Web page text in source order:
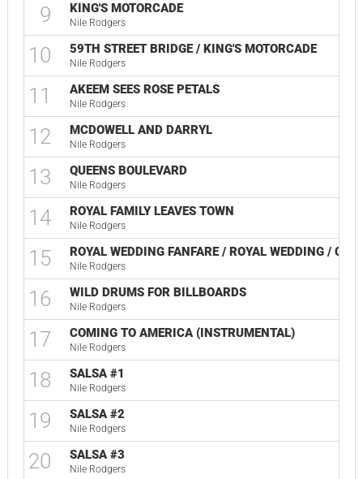
9 KING'S MOTORCADE
Nile Rodgers
10 59TH STREET BRIDGE / KING'S MOTORCADE
Nile Rodgers
11 AKEEM SEES ROSE PETALS
Nile Rodgers
12 MCDOWELL AND DARRYL
Nile Rodgers
13 QUEENS BOULEVARD
Nile Rodgers
14 ROYAL FAMILY LEAVES TOWN
Nile Rodgers
15 ROYAL WEDDING FANFARE / ROYAL WEDDING /
Nile Rodgers
16 WILD DRUMS FOR BILLBOARDS
Nile Rodgers
17 COMING TO AMERICA (INSTRUMENTAL)
Nile Rodgers
18 SALSA #1
Nile Rodgers
19 SALSA #2
Nile Rodgers
20 SALSA #3
Nile Rodgers